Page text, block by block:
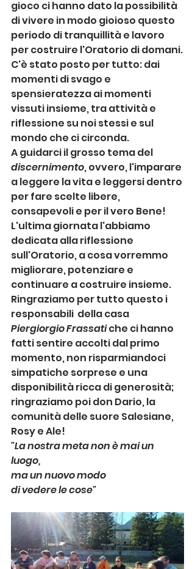
gioco ci hanno dato la possibilità
di vivere in modo gioioso questo
periodo di tranquillità e lavoro
per costruire l'Oratorio di domani.
C'è stato posto per tutto: dai
momenti di svago e
spensieratezza ai momenti
vissuti insieme, tra attività e
riflessione su noi stessi e sul
mondo che ci circonda.
A guidarci il grosso tema del
discernimento, ovvero, l'imparare
a leggere la vita e leggersi dentro
per fare scelte libere,
consapevoli e per il vero Bene!
L'ultima giornata l'abbiamo
dedicata alla riflessione
sull'Oratorio, a cosa vorremmo
migliorare, potenziare e
continuare a costruire insieme.
Ringraziamo per tutto questo i
responsabili  della casa
Piergiorgio Frassati che ci hanno
fatti sentire accolti dal primo
momento, non risparmiandoci
simpatiche sorprese e una
disponibilità ricca di generosità;
ringraziamo poi don Dario, la
comunità delle suore Salesiane,
Rosy e Ale!
"La nostra meta non è mai un
luogo,
ma un nuovo modo
di vedere le cose"